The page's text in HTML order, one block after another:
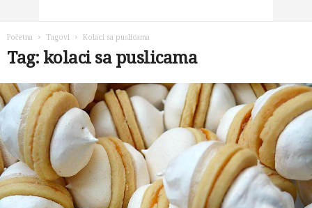
Početna Tagovi Kolaci sa puslicama
Tag: kolaci sa puslicama